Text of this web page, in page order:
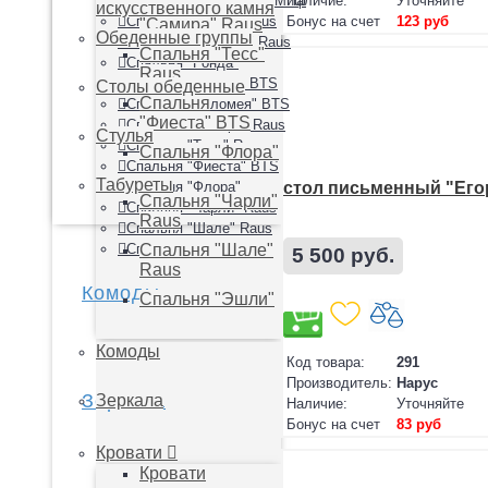
Спальня "Орион" Raus
Спальня "Прованс" Raus
Спальня "Ронда"
Спальня "Сакура" BTS
Спальня "Саломея" BTS
Спальня "Самира" Raus
Спальня "Тесс" Raus
Спальня "Фиеста" BTS
Спальня "Флора"
Спальня "Чарли" Raus
Спальня "Шале" Raus
Спальня "Эшли"
Комоды
Зеркала
Спальня
"Самира" Raus
Спальня "Тесс"
Raus
Спальня
"Фиеста" BTS
Спальня "Флора"
Спальня "Чарли"
Raus
Спальня "Шале"
Raus
Спальня "Эшли"
Комоды
Зеркала
Кровати
Кровати
искусственного камня
Обеденные группы
Столы обеденные
Стулья
Табуреты
Бонус на счет
123 руб
стол письменный
5 500 руб.
Код товара:
291
Производитель: Нарус
Наличие:
Уточняйте
Бонус на счет
83 руб